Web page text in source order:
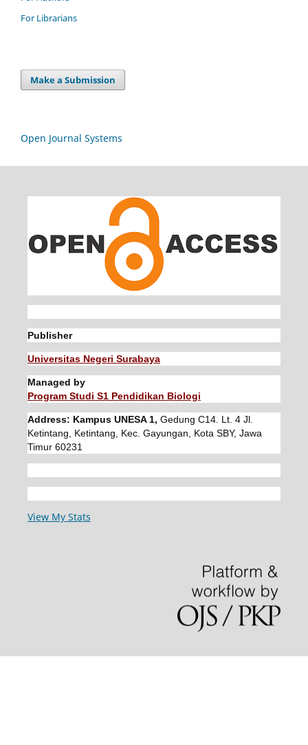
For Librarians
Make a Submission
Open Journal Systems
Publisher
Universitas Negeri Surabaya
Managed by
Program Studi S1 Pendidikan Biologi
Address: Kampus UNESA 1, Gedung C14. Lt. 4 Jl.
Ketintang, Ketintang, Kec. Gayungan, Kota SBY, Jawa
Timur 60231
View My Stats